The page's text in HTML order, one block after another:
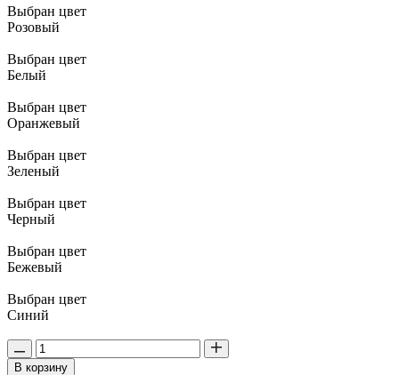
Выбран цвет
Розовый
Выбран цвет
Белый
Выбран цвет
Оранжевый
Выбран цвет
Зеленый
Выбран цвет
Черный
Выбран цвет
Бежевый
Выбран цвет
Синий
В корзину